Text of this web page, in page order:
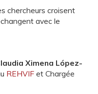
chercheurs croisent
avec le
Ximena López-
REHVIFet Chargée